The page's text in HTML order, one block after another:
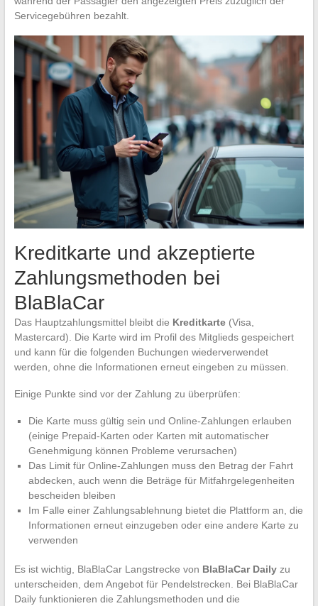
Servicegebühren bezahlt.
Kreditkarte und akzeptierte
Zahlungsmethoden bei
BlaBlaCar
Das Hauptzahlungsmittel bleibt die Kreditkarte(Visa,
Mastercard). Die Karte wird im Profil des Mitglieds gespeichert
und kann für die folgenden Buchungen wiederverwendet
werden, ohne die Informationen erneut eingeben zu müssen.
Einige Punkte sind vor der Zahlung zu überprüfen:
Die Karte muss gültig sein und Online-Zahlungen erlauben
(einige Prepaid-Karten oder Karten mit automatischer
Genehmigung können Probleme verursachen)
Das Limit für Online-Zahlungen muss den Betrag der Fahrt
abdecken, auch wenn die Beträge für Mitfahrgelegenheiten
bescheiden bleiben
Im Falle einer Zahlungsablehnung bietet die Plattform an, die
Informationen erneut einzugeben oder eine andere Karte zu
verwenden
Es ist wichtig, BlaBlaCar Langstrecke von BlaBlaCar Dailyzu
unterscheiden, dem Angebot für Pendelstrecken. Bei BlaBlaCar
Daily funktionieren die Zahlungsmethoden und die